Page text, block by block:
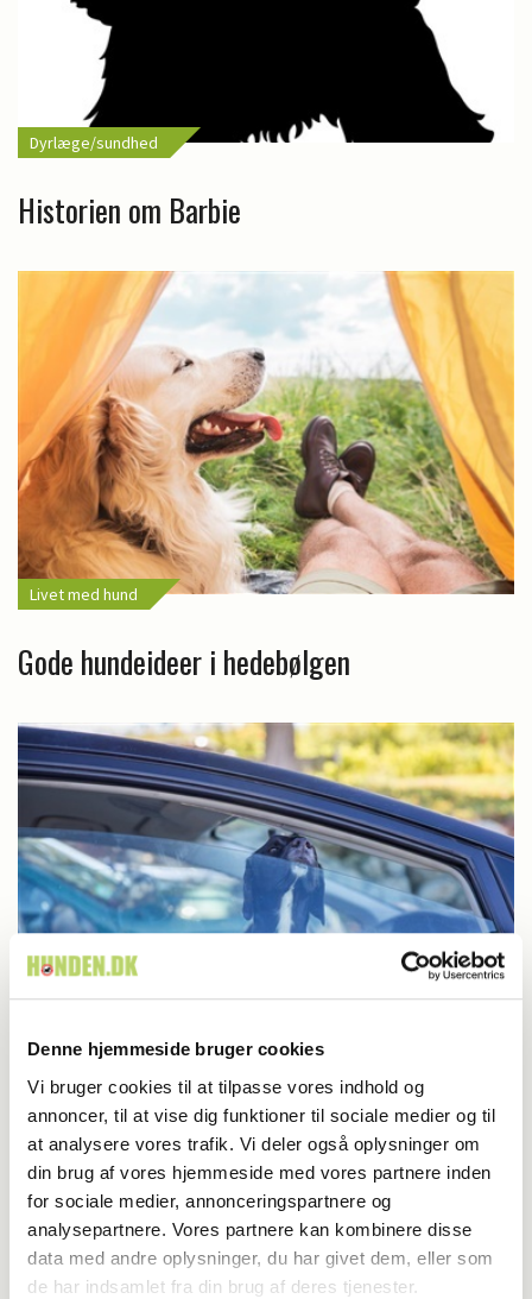
Denne hjemmeside bruger cookies
Vi bruger cookies til at tilpasse vores indhold og
annoncer, til at vise dig funktioner til sociale medier og til
at analysere vores trafik. Vi deler også oplysninger om
din brug af vores hjemmeside med vores partnere inden
for sociale medier, annonceringspartnere og
analysepartnere. Vores partnere kan kombinere disse
data med andre oplysninger, du har givet dem, eller som
de har indsamlet fra din brug af deres tjenester.
Dyrlæge/sundhed
Historien om Barbie
Livet med hund
Gode hundeideer i hedebølgen
Dyrlæge/sundhed
Hvad gør du hvis hunden får hedeslag?